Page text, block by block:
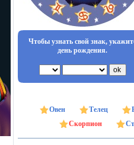
Чтобы узнать свой знак,
день рождения.
Овен Телец
Скорпион